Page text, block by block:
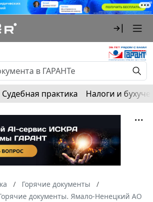
Судебная практика Налоги и
Горячие документы
документы. Ямало-Ненецкий АО